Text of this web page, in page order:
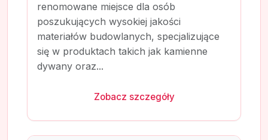
renomowane miejsce dla osób
poszukujących wysokiej jakości
materiałów budowlanych, specjalizujące
się w produktach takich jak kamienne
dywany oraz...
Zobacz szczegóły